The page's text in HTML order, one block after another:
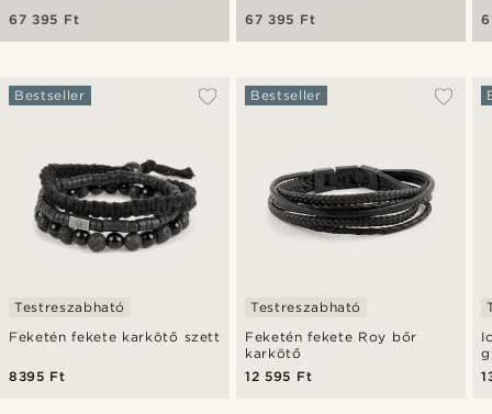
67 395 Ft 67 395 Ft
Feketén fekete karkötő szett
Bestseller
Testreszabható
8395 Ft
Feketén fekete Roy bőr
karkötő
Bestseller
Testreszabható
12 595 Ft